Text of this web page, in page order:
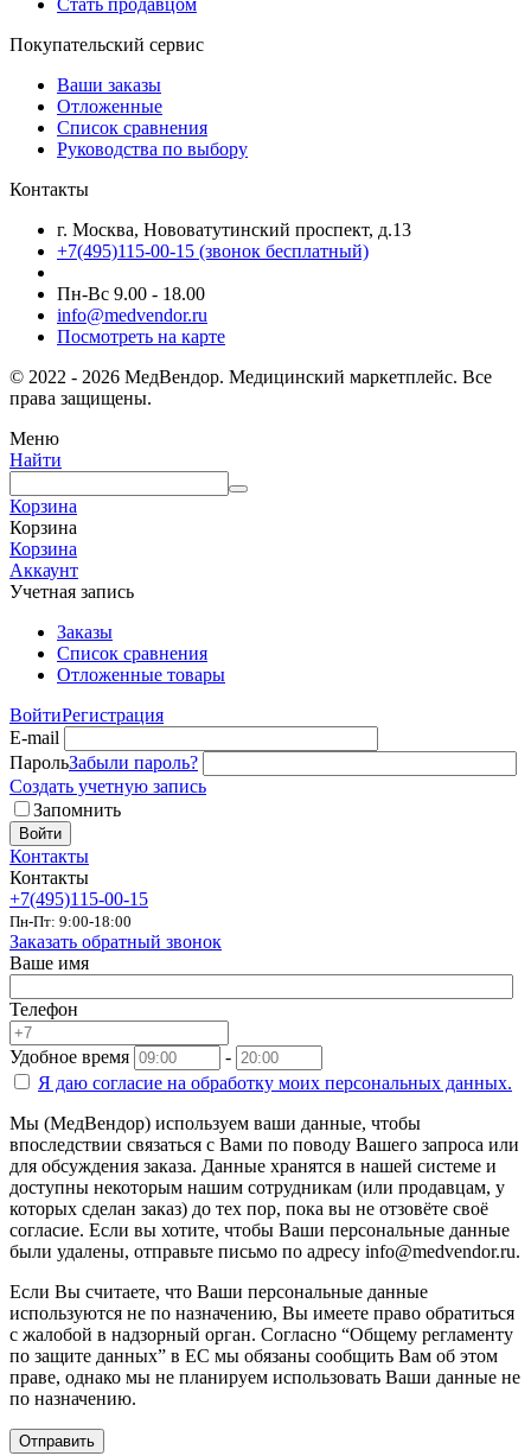
Покупательский сервис
Ваши заказы
Отложенные
Список сравнения
Руководства по выбору
Контакты
г. Москва, Нововатутинский проспект, д.13
+7(495)115-00-15 (звонок бесплатный)
Пн-Вс 9.00 - 18.00
info@medvendor.ru
Посмотреть на карте
© 2022 - 2026 МедВендор. Медицинский маркетплейс. Все
права защищены.
Меню
Найти
Корзина
Корзина
Корзина
Аккаунт
Учетная запись
Заказы
Список сравнения
Отложенные товары
ВойтиРегистрация
E-mail
ПарольЗабыли пароль?
Создать учетную запись
Запомнить
Войти
Контакты
Контакты
+7(495)115-00-15
Пн-Пт: 9:00-18:00
Заказать обратный звонок
Ваше имя
Телефон
Удобное время
-
Я даю согласие на обработку моих персональных данных.
Мы (МедВендор) используем ваши данные, чтобы
впоследствии связаться с Вами по поводу Вашего запроса или
для обсуждения заказа. Данные хранятся в нашей системе и
доступны некоторым нашим сотрудникам (или продавцам, у
которых сделан заказ) до тех пор, пока вы не отзовёте своё
согласие. Если вы хотите, чтобы Ваши персональные данные
были удалены, отправьте письмо по адресу info@medvendor.ru.
Если Вы считаете, что Ваши персональные данные
используются не по назначению, Вы имеете право обратиться
с жалобой в надзорный орган. Согласно “Общему регламенту
по защите данных” в ЕС мы обязаны сообщить Вам об этом
праве, однако мы не планируем использовать Ваши данные не
по назначению.
Отправить